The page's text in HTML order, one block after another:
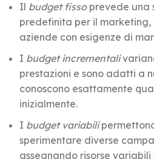
Il budget fissoprevede una
predefinita per il
aziende con esigenze di
I budget incrementali
prestazioni e sono adatti a
conoscono esattamente
inizialmente.
I budget variabili
sperimentare diverse
assegnando risorse